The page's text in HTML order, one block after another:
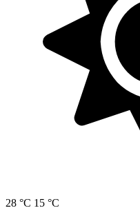
28 °C 15 °C